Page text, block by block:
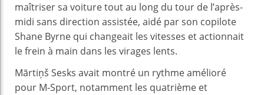
maîtriser sa voiture tout au long du tour de l’après-
midi sans direction assistée, aidé par son copilote
Shane Byrne qui changeait les vitesses et actionnait
le frein à main dans les virages lents.
Mārtiņš Sesks avait montré un rythme amélioré
pour M-Sport, notamment les quatrième et